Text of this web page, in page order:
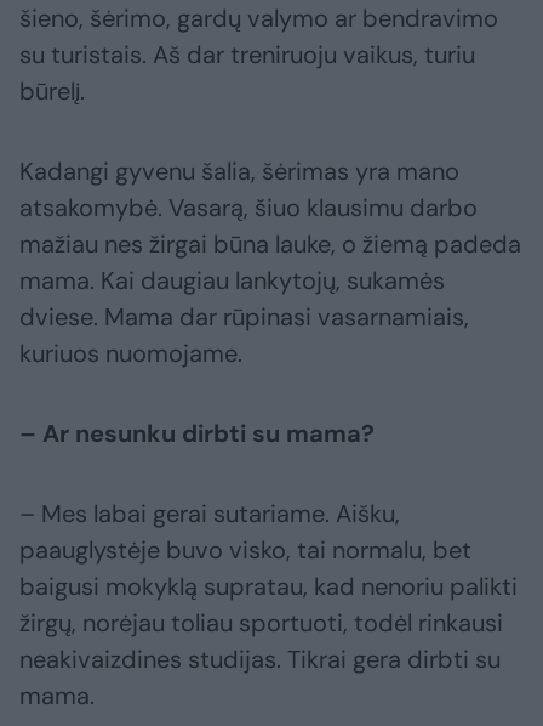
šieno, šėrimo, gardų valymo ar bendravimo
su turistais. Aš dar treniruoju vaikus, turiu
būrelį.
Kadangi gyvenu šalia, šėrimas yra mano
atsakomybė. Vasarą, šiuo klausimu darbo
mažiau nes žirgai būna lauke, o žiemą padeda
mama. Kai daugiau lankytojų, sukamės
dviese. Mama dar rūpinasi vasarnamiais,
kuriuos nuomojame.
– Ar nesunku dirbti su mama?
– Mes labai gerai sutariame. Aišku,
paauglystėje buvo visko, tai normalu, bet
baigusi mokyklą supratau, kad nenoriu palikti
žirgų, norėjau toliau sportuoti, todėl rinkausi
neakivaizdines studijas. Tikrai gera dirbti su
mama.